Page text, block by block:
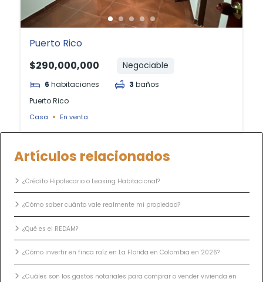
Puerto Rico
$290,000,000
Negociable
6 habitaciones 3 baños
Puerto Rico
Casa En venta
Artículos relacionados
¿Crédito Hipotecario o Leasing Habitacional?
¿Cómo saber cuánto vale realmente mi propiedad?
¿Qué es el REDAM?
¿Cómo invertir en finca raíz en La Florida en Colombia en 2026?
¿Cuáles son los gastos notariales para comprar o vender vivienda en